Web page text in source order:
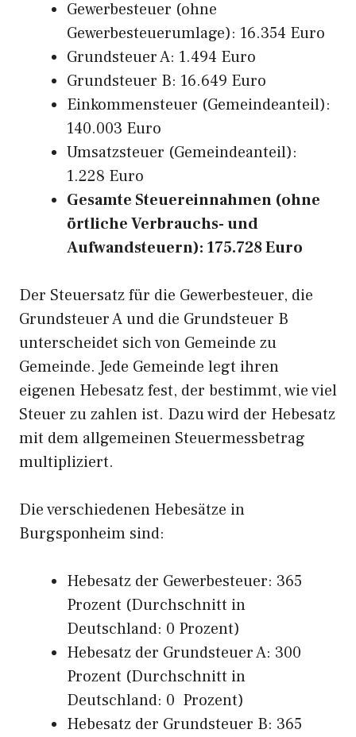
Gewerbesteuer (ohne
Gewerbesteuerumlage): 16.354 Euro
Grundsteuer A: 1.494 Euro
Grundsteuer B: 16.649 Euro
Einkommensteuer (Gemeindeanteil):
140.003 Euro
Umsatzsteuer (Gemeindeanteil):
1.228 Euro
Gesamte Steuereinnahmen (ohne
örtliche Verbrauchs- und
Aufwandsteuern): 175.728 Euro
Der Steuersatz für die Gewerbesteuer, die
Grundsteuer A und die Grundsteuer B
unterscheidet sich von Gemeinde zu
Gemeinde. Jede Gemeinde legt ihren
eigenen Hebesatz fest, der bestimmt, wie viel
Steuer zu zahlen ist. Dazu wird der Hebesatz
mit dem allgemeinen Steuermessbetrag
multipliziert.
Die verschiedenen Hebesätze in
Burgsponheim sind:
Hebesatz der Gewerbesteuer: 365
Prozent (Durchschnitt in
Deutschland: 0 Prozent)
Hebesatz der Grundsteuer A: 300
Prozent (Durchschnitt in
Deutschland: 0 Prozent)
Hebesatz der Grundsteuer B: 365